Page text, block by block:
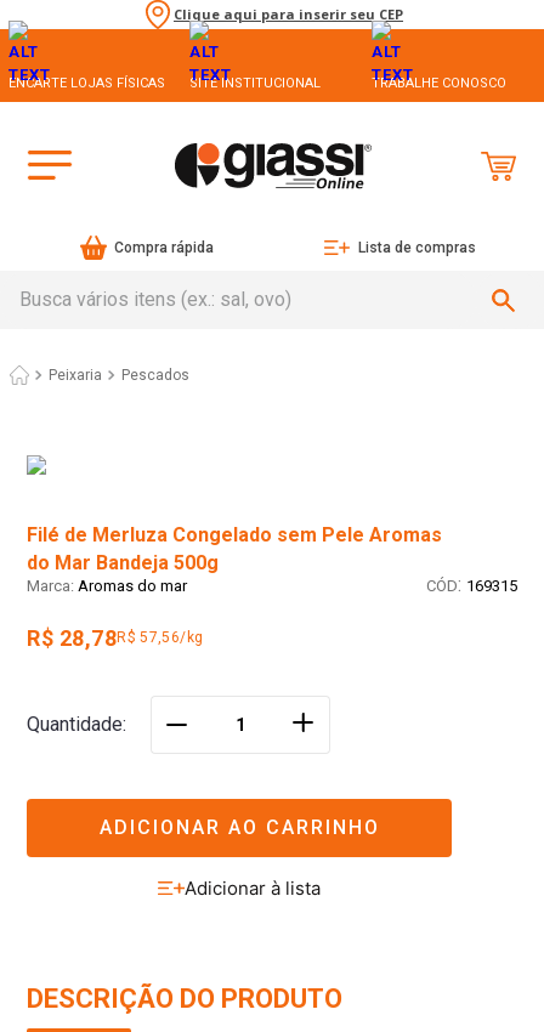
Clique aqui para inserir seu CEP
ENCARTE LOJAS FÍSICAS SITE INSTITUCIONAL TRABALHE CONOSCO
Compra rápida Lista de compras
Peixaria Pescados
Filé de Merluza Congelado sem Pele Aromas
do Mar Bandeja 500g
Aromas do mar : 169315
R$ 28,78R$ 57,56/kg
Quantidade ＋
ADICIONAR AO CARRINHO
DESCRIÇÃO DO PRODUTO